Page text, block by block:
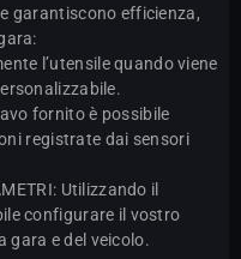
garantiscono efficienza,
l’utensile quando viene
fornito è possibile
registrate dai sensori
Utilizzando il
configurare il vostro
gara e del veicolo.